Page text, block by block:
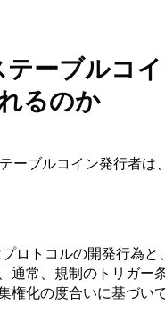
ーブルコ
るのか
ーブルコイン発行者
ロトコルの開発行為
通常、規制のトリガ
権化の度合いに基づい